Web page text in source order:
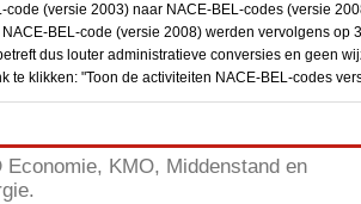
code (versie 2003) naar NACE-BEL-codes (versie
BEL-code (versie 2008) werden vervolgens
dus louter administratieve conversies en geen
te klikken: "Toon de activiteiten NACE-BEL-codes
Economie, KMO, Middenstand en